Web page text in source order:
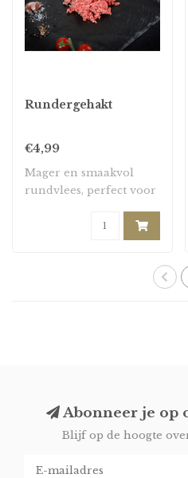
Rundergehakt
€4,99
Mager en smaakvol
rundvlees, perfect voor
Abonneer je op
Blijf op de hoogte